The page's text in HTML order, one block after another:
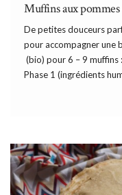
Muffins aux
De petites douceurs
pour accompagner une
(bio) pour 6 – 9 muffins
Phase 1 (ingrédients